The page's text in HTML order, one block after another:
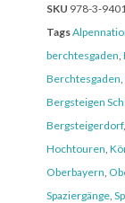
SKU 978-3-
Tags
berchtesgaden
Berchtesgaden
Bergsteigen
Bergsteigerdorf,
Hochtouren
Oberbayern
Spaziergänge